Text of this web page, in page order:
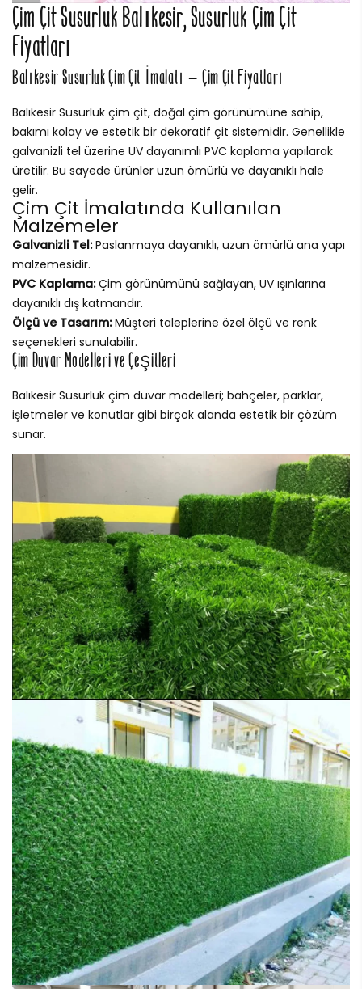
Çim Çit Susurluk Balıkesir, Susurluk Çim Çit
Fiyatları
Balıkesir Susurluk Çim Çit İmalatı – Çim Çit Fiyatları
Balıkesir Susurluk çim çit, doğal çim görünümüne sahip,
bakımı kolay ve estetik bir dekoratif çit sistemidir. Genellikle
galvanizli tel üzerine UV dayanımlı PVC kaplama yapılarak
üretilir. Bu sayede ürünler uzun ömürlü ve dayanıklı hale
gelir.
Çim Çit İmalatında Kullanılan
Malzemeler
Galvanizli Tel:Paslanmaya dayanıklı, uzun ömürlü ana yapı
malzemesidir.
PVC Kaplama:Çim görünümünü sağlayan, UV ışınlarına
dayanıklı dış katmandır.
Ölçü ve Tasarım:Müşteri taleplerine özel ölçü ve renk
seçenekleri sunulabilir.
Çim Duvar Modelleri ve Çeşitleri
Balıkesir Susurluk çim duvar modelleri; bahçeler, parklar,
işletmeler ve konutlar gibi birçok alanda estetik bir çözüm
sunar.